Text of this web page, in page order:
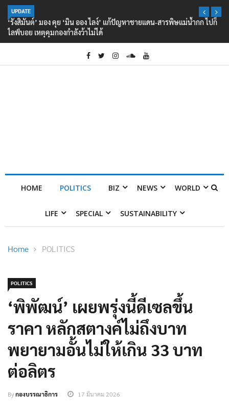
UPDATE
‘รังสิมันต์’ มอง คุย ‘มิน ออง ไลง์’ แก้ปัญหาชายแดน-สารพิษแม่น้ำกก ไปก็
ไลฟ์บอย เหตุคุมกองกำลังว้าไม่ได้
HOME POLITICS BIZ NEWS WORLD
LIFE SPECIAL SUSTAINABILITY
Home POLITICS
POLITICS
‘พิพัฒน์’ เผยพรุ่งนี้ดีเซลขึ้น
ราคา หลักสตางค์ไม่ถึงบาท
พยายามอั้นไม่ให้เกิน 33 บาท
ต่อลิตร
Byกองบรรณาธิการ 17 มีนาคม 2026